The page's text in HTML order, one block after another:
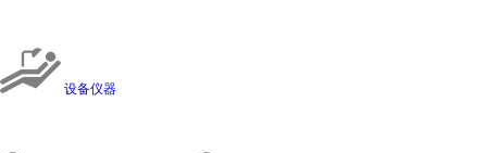
设备仪器